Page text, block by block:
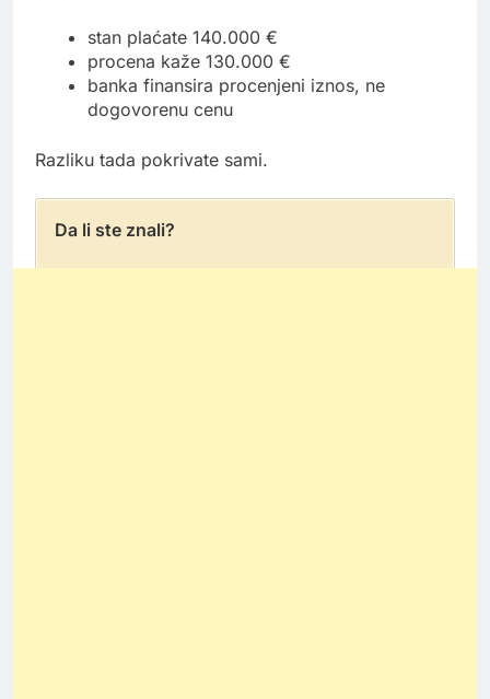
stan plaćate 140.000 €
procena kaže 130.000 €
banka finansira procenjeni iznos, ne
dogovorenu cenu
Razliku tada pokrivate sami.
Da li ste znali?